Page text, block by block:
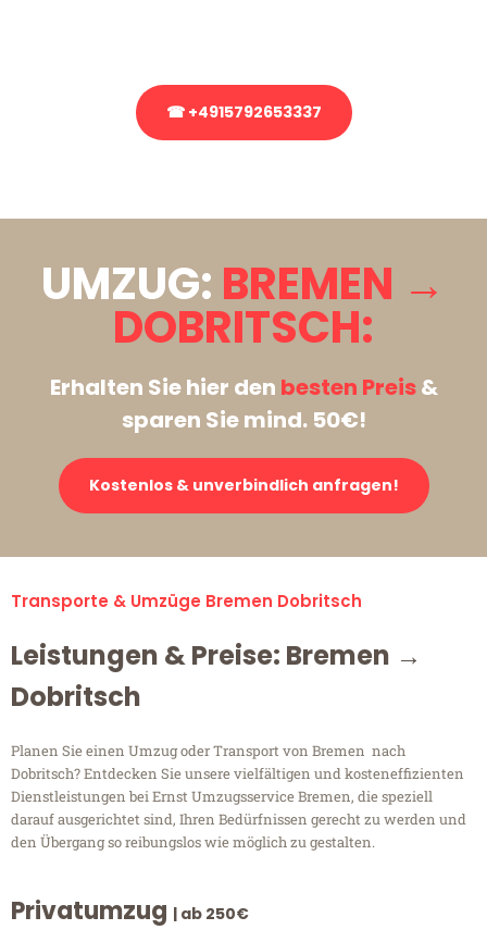
☎ +4915792653337
UMZUG: BREMEN →
DOBRITSCH:
Erhalten Sie hier den besten Preis&
sparen Sie mind. 50€!
Kostenlos & unverbindlich anfragen!
Transporte & Umzüge Bremen Dobritsch
Leistungen & Preise: Bremen →
Dobritsch
Planen Sie einen Umzug oder Transport von Bremen nach
Dobritsch? Entdecken Sie unsere vielfältigen und kosteneffizienten
Dienstleistungen bei Ernst Umzugsservice Bremen, die speziell
darauf ausgerichtet sind, Ihren Bedürfnissen gerecht zu werden und
den Übergang so reibungslos wie möglich zu gestalten.
Privatumzug | ab 250€